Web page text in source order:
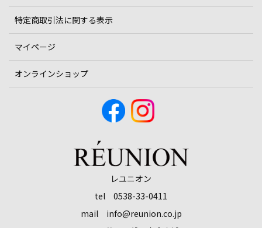
特定商取引法に関する表示
マイページ
オンラインショップ
レユニオン
tel 0538-33-0411
mail info@reunion.co.jp